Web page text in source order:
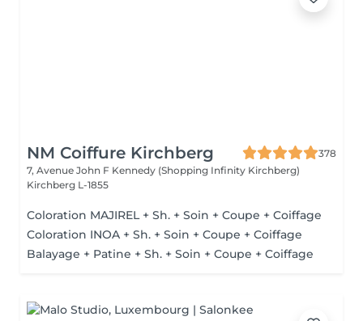
NM Coiffure Kirchberg
378
7, Avenue John F Kennedy (Shopping Infinity Kirchberg)
Kirchberg L-1855
Coloration MAJIREL + Sh. + Soin + Coupe + Coiffage
Coloration INOA + Sh. + Soin + Coupe + Coiffage
Balayage + Patine + Sh. + Soin + Coupe + Coiffage